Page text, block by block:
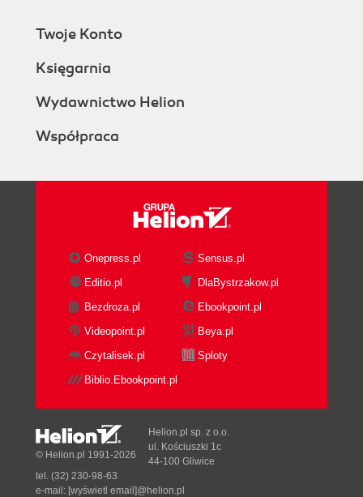
Atrybuty SPARSE oraz column set a inne
funkcjonalności serwera SQL 2008 (167)
Tworzenie indeksu filtrowanego (168)
porównanie (170)
Rady dotyczące tworzenia indeksu
Statystyki filtrowane (176)
(178)
Tworzenie partycji (179)
Eskalacja blokad (182)
Optymalizator zapytań (185)
Wskazówka OPTIMIZE FOR (185)
Wskazówka FORCESEEK (187)
Parametryzowane zapytania (190)
Rozdział 5. Zarządzanie zasobami i monitorowanie
Wstęp (193)
Twoje Konto
Księgarnia
Wydawnictwo Helion
Współpraca
Onepress.pl
Sensus.pl
Editio.pl
DlaBystrzakow.pl
Bezdroza.pl
Ebookpoint.pl
Videopoint.pl
Beya.pl
Czytalisek.pl
Sploty
Biblio.Ebookpoint.pl
© Helion.pl 1991-2026
Helion.pl sp. z o.o.
ul. Kościuszki 1c
44-100 Gliwice
tel. (32) 230-98-63
e-mail: [wyświetl email]@helion.pl